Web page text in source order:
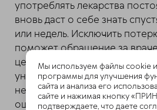
употреблять лекарства
вновь даст о себе знать
или недель. Исключить
поможет обращение за
центр доктора Очеретиной.
уникальные лечебные
не только на купирование
ощущений, но также на
Мы используем файлы cookie
программы для улучшения
сайта и анализа его
сайте и нажимая кнопку
подтверждаете, что даете